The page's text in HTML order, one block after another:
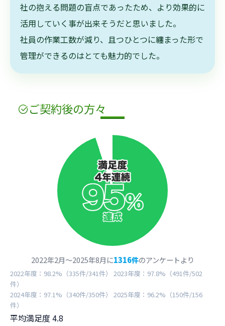
社の抱える問題の盲点であったため、より効果的に
活用していく事が出来そうだと思いました。
社員の作業工数が減り、且つひとつに纏まった形で
管理ができるのはとても魅力的でした。
ご契約後の方々
2022年2月〜2025年8月に1316件のアンケートより
2022年度：98.2%（335件/341件） 2023年度：97.8%（491件/502
件）
2024年度：97.1%（340件/350件） 2025年度：96.2%（150件/156
件）
平均満足度 4.8